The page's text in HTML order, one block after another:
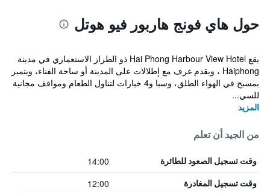
حول هاي فونج هاربور فيو هوتل
يقع Hai Phong Harbour View Hotel ذو الطراز الاستعماري في مدينة
Haiphong ، ويقدم غرف مع إطلالات على المدينة أو ساحة الفناء، ويتميز
بمسبح في الهواء الطلق، وسبا و4 خيارات لتناول الطعام ومواقف مجانية
للسي...
المزيد
من الجيد أن تعلم
وقت تسجيل الصعود للطائرة 14:00
وقت تسجيل المغادرة 12:00